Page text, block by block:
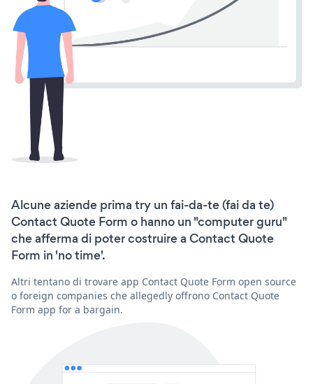
Alcune aziende prima try un fai-da-te (fai da te)
Contact Quote Form o hanno un "computer guru"
che afferma di poter costruire a Contact Quote
Form in 'no time'.
Altri tentano di trovare app Contact Quote Form open source
o foreign companies che allegedly offrono Contact Quote
Form app for a bargain.